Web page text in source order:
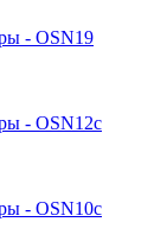
- OSN19
- OSN12c
- OSN10c